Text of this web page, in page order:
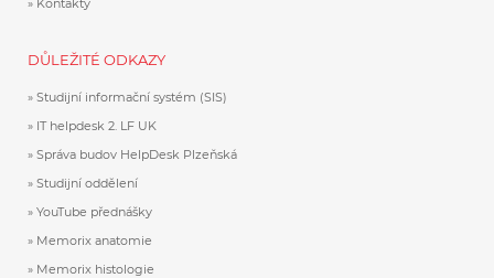
DŮLEŽITÉ ODKAZY
Studijní informační systém (SIS)
IT helpdesk 2. LF UK
Správa budov HelpDesk Plzeňská
Studijní oddělení
YouTube přednášky
Memorix anatomie
Memorix histologie